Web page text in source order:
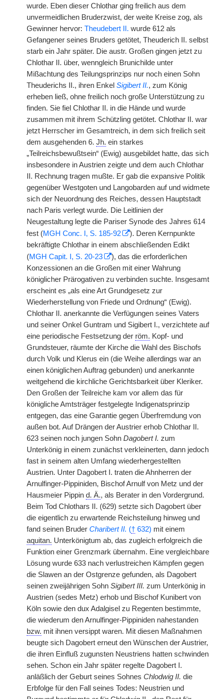
wurde. Eben dieser Chlothar ging freilich aus dem
unvermeidlichen Bruderzwist, der weite Kreise zog, als
Gewinner hervor: Theudebert II. wurde 612 als
Gefangener seines Bruders getötet, Theuderich II. selbst
starb ein Jahr später. Die austr. Großen gingen jetzt zu
Chlothar II. über, wenngleich Brunichilde unter
Mißachtung des Teilungsprinzips nur noch einen Sohn
Theuderichs II., ihren Enkel Sigibert II., zum König
erheben ließ, ohne freilich noch große Unterstützung zu
finden. Sie fiel Chlothar II. in die Hände und wurde
zusammen mit ihrem Schützling getötet. Chlothar II. war
jetzt Herrscher im Gesamtreich, in dem sich freilich seit
dem ausgehenden 6. Jh. ein starkes
„Teilreichsbewußtsein“ (Ewig) ausgebildet hatte, das sich
insbesondere in Austrien zeigte und dem auch Chlothar
II. Rechnung tragen mußte. Er gab die expansive Politik
gegenüber Westgoten und Langobarden auf und widmete
sich der Neuordnung des Reiches, dessen Hauptstadt
nach Paris verlegt wurde. Die Leitlinien der
Neugestaltung legte die Pariser Synode des Jahres 614
fest (MGH Conc. I, S. 185-92
). Deren Kernpunkte
bekräftigte Chlothar in einem abschließenden Edikt
(MGH Capit. I, S. 20-23
), das die erforderlichen
Konzessionen an die Großen mit einer Wahrung
königlicher Prärogativen zu verbinden suchte. Insgesamt
erscheint es „als eine Art Grundgesetz zur
Wiederherstellung von Friede und Ordnung“ (Ewig).
Chlothar II. anerkannte die Verfügungen seines Vaters
und seiner Onkel Guntram und Sigibert I., verzichtete auf
eine periodische Festsetzung der röm. Kopf- und
Grundsteuer, räumte der Kirche die Wahl des Bischofs
durch Volk und Klerus ein (die Weihe allerdings war an
einen königlichen Auftrag gebunden) und anerkannte
weitgehend die kirchliche Gerichtsbarkeit über Kleriker.
Den Großen der Teilreiche kam vor allem das für
königliche Amtsträger festgelegte Indigenatsprinzip
entgegen, das eine Garantie gegen Überfremdung von
außen bot. Auf Drängen der Austrier erhob Chlothar II.
623 seinen noch jungen Sohn Dagobert I. zum
Unterkönig in einem zunächst verkleinerten, dann jedoch
fast in seinem alten Umfang wiederhergestellten
Austrien. Unter Dagobert I. traten die Ahnherren der
Arnulfinger-Pippiniden, Bischof Arnulf von Metz und der
Hausmeier Pippin d. Ä., als Berater in den Vordergrund.
Beim Tod Chlothars II. (629) setzte sich Dagobert über
die eigentlich zu erwartende Reichsteilung hinweg und
fand seinen Bruder Charibert II. († 632) mit einem
aquitan. Unterkönigtum ab, das zugleich erfolgreich die
Funktion einer Grenzmark übernahm. Eine vergleichbare
Lösung wurde 633 nach verlustreichen Kämpfen gegen
die Slawen an der Ostgrenze gefunden, als Dagobert
seinen zweijährigen Sohn Sigibert III. zum Unterkönig in
Austrien (sedes Metz) erhob und Bischof Kunibert von
Köln sowie den dux Adalgisel zu Regenten bestimmte,
die wiederum den Arnulfinger-Pippiniden nahestanden
bzw. mit ihnen versippt waren. Mit diesen Maßnahmen
beugte sich Dagobert erneut den Wünschen der Austrier,
die ihren Einfluß zugunsten Neustriens hatten schwinden
sehen. Schon ein Jahr später regelte Dagobert I.
anläßlich der Geburt seines Sohnes Chlodwig II. die
Erbfolge für den Fall seines Todes: Neustrien und